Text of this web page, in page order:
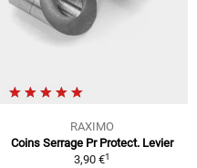
RAXIMO
Coins Serrage Pr Protect. Levier
3,90 €1